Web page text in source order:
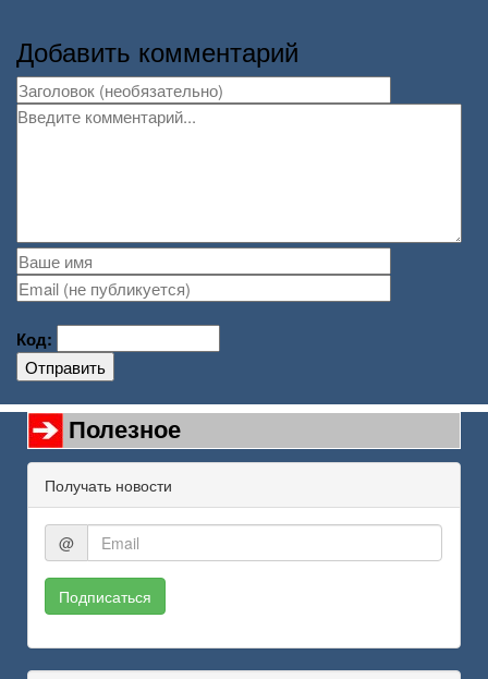
Добавить комментарий
Код:
Отправить
Полезное
Получать новости
@
Подписаться